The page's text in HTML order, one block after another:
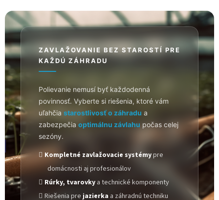
ZAVLAŽOVANIE BEZ STAROSTÍ PRE
KAŽDÚ ZÁHRADU
Polievanie nemusí byť každodenná
povinnosť. Vyberte si riešenia, ktoré vám
uľahčia starostlivosť o záhradu a
zabezpečia optimálnu závlahu počas celej
sezóny.
Kompletné zavlažovacie systémypre
domácnosti aj profesionálov
Rúrky, tvarovky a technické komponenty
Riešenia prejazierka a záhradnú techniku